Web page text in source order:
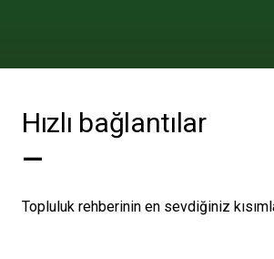
Hızlı bağlantılar
—
Topluluk rehberinin en sevdiğiniz